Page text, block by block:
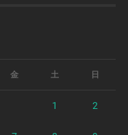
金 土 日
1 2